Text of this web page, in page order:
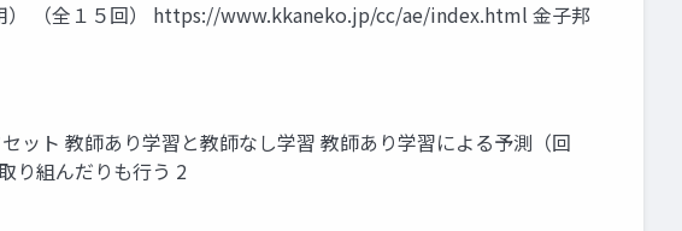
） （全１５回） https://www.kkaneko.jp/cc/ae/index.html 金子邦
ット 教師あり学習と教師なし学習 教師あり学習による予測（回
り組んだりも行う 2